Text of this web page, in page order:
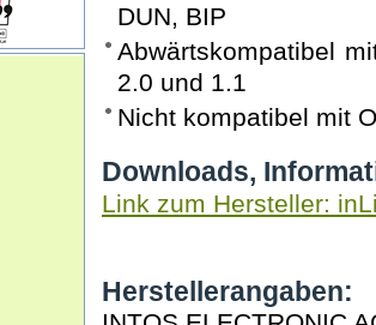
DUN, BIP
Abwärtskompatibel
2.0 und 1.1
Nicht kompatibel mit
Downloads,
Link zum Hersteller:
Herstellerangaben: